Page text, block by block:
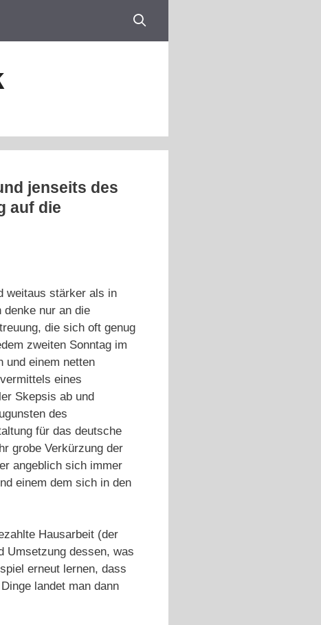
jenseits des
auf die
weitaus stärker als in
denke nur an die
die sich oft genug
zweiten Sonntag im
und einem netten
eines
Skepsis ab und
des
für das deutsche
grobe Verkürzung der
angeblich sich immer
einem dem sich in den
Hausarbeit (der
Umsetzung dessen, was
erneut lernen, dass
landet man dann